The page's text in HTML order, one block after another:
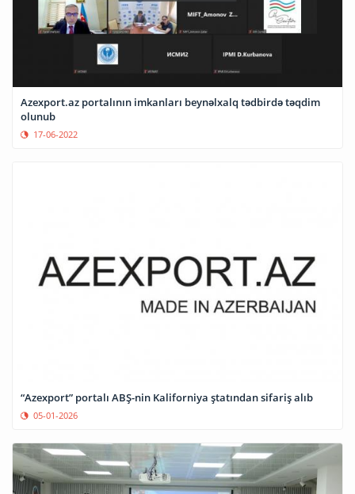
Azexport.az portalının imkanları beynəlxalq tədbirdə təqdim
olunub
17-06-2022
“Azexport” portalı ABŞ-nin Kaliforniya ştatından sifariş alıb
05-01-2026